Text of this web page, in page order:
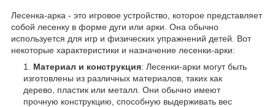
Лесенка-арка - это игровое устройство, которое представляет
собой лесенку в форме дуги или арки. Она обычно
используется для игр и физических упражнений детей. Вот
некоторые характеристики и назначение лесенки-арки:
Материал и конструкция: Лесенки-арки могут быть
изготовлены из различных материалов, таких как
дерево, пластик или металл. Они обычно имеют
прочную конструкцию, способную выдерживать вес